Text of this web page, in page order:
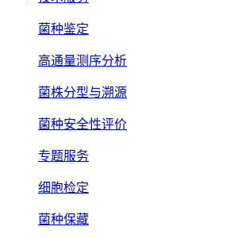
菌种鉴定
高通量测序分析
菌株分型与溯源
菌种安全性评价
专题服务
细胞检定
菌种保藏